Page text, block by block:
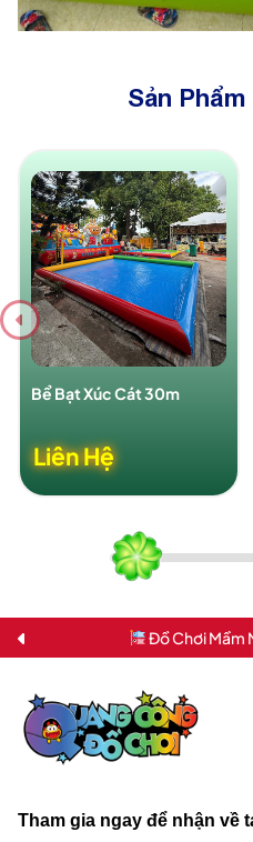
Sản
Bể Bạt Xúc Cát 30m
Liên Hệ
Đồ Chơi Mầm
Tham gia ngay để nhận về